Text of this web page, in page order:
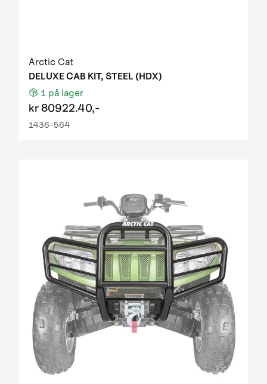
Arctic Cat
DELUXE CAB KIT, STEEL (HDX)
1 på lager
kr80922.40,-
1436-564